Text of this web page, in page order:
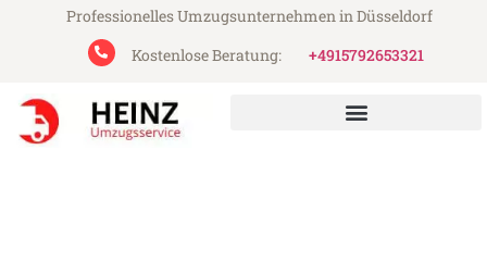
Professionelles Umzugsunternehmen in Düsseldorf
Kostenlose Beratung:
+4915792653321